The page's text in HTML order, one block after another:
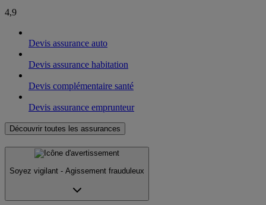
4,9
Devis assurance auto
Devis assurance habitation
Devis complémentaire santé
Devis assurance emprunteur
Découvrir toutes les assurances
Soyez vigilant - Agissement frauduleux